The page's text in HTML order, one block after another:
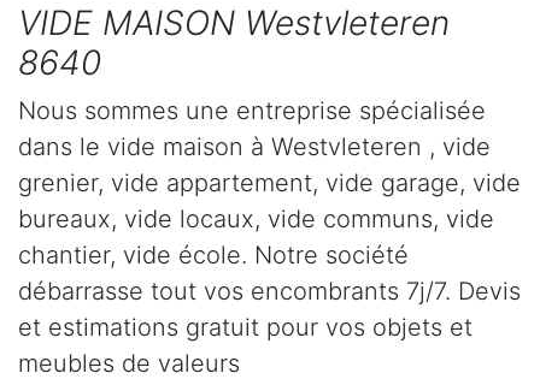
VIDE MAISON Westvleteren
8640
Nous sommes une entreprise spécialisée
dans le vide maison à Westvleteren , vide
grenier, vide appartement, vide garage, vide
bureaux, vide locaux, vide communs, vide
chantier, vide école. Notre société
débarrasse tout vos encombrants 7j/7. Devis
et estimations gratuit pour vos objets et
meubles de valeurs